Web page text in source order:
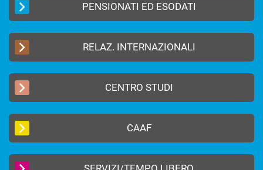
PENSIONATI ED ESODATI
RELAZ. INTERNAZIONALI
CENTRO STUDI
CAAF